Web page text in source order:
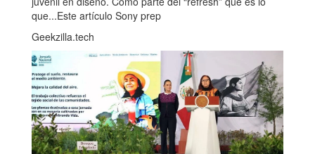
que...Este artículo Sony prep
Geekzilla.tech